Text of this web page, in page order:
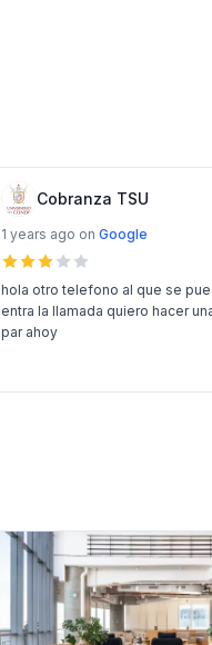
Cobranza TSU
1 years ago on Google
hola otro telefono al que se
entra la llamada quiero hacer
par ahoy